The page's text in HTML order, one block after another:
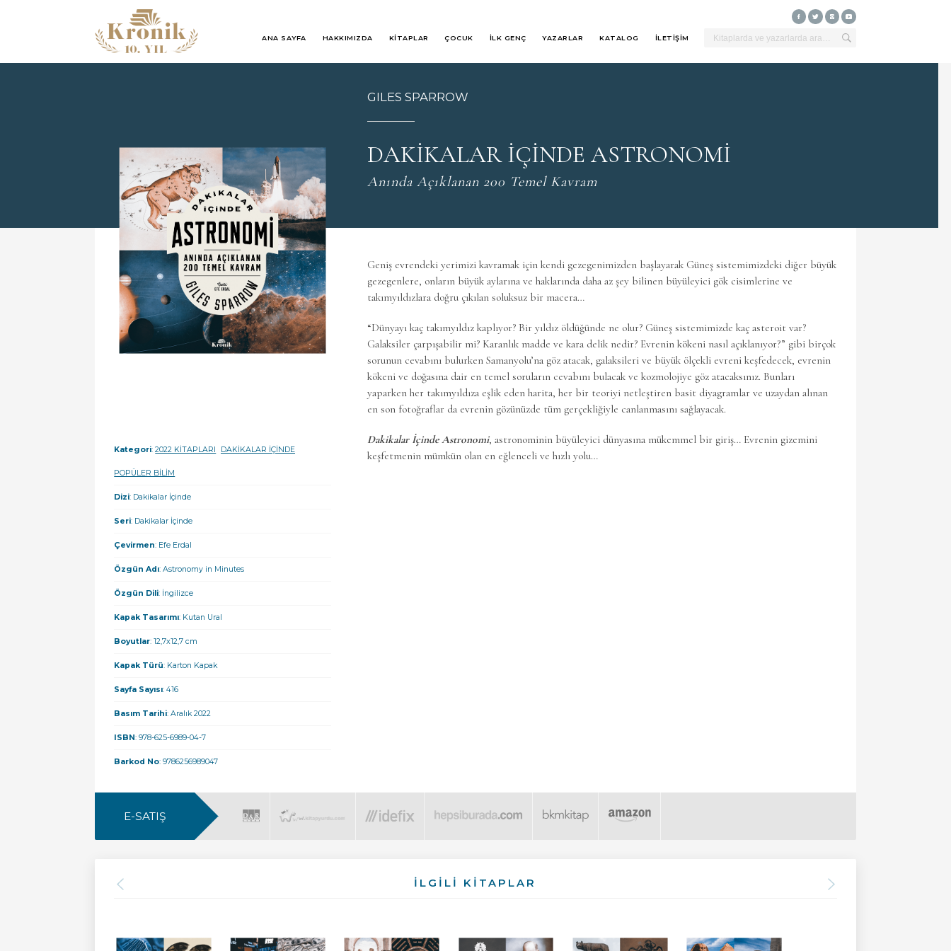
ANA SAYFA HAKKIMIZDA KİTAPLAR ÇOCUK İLK GENÇ YAZARLAR KATALOG İLETİŞİM
GILES SPARROW
DAKİKALAR İÇİNDE ASTRONOMİ
Anında Açıklanan 200 Temel Kavram
Geniş evrendeki yerimizi kavramak için kendi gezegenimizden başlayarak Güneş sistemimizdeki diğer büyük
gezegenlere, onların büyük aylarına ve haklarında daha az şey bilinen büyüleyici gök cisimlerine ve
takımyıldızlara doğru çıkılan soluksuz bir macera…
“Dünyayı kaç takımyıldız kaplıyor? Bir yıldız öldüğünde ne olur? Güneş sistemimizde kaç asteroit var?
Galaksiler çarpışabilir mi? Karanlık madde ve kara delik nedir? Evrenin kökeni nasıl açıklanıyor?” gibi birçok
sorunun cevabını bulurken Samanyolu’na göz atacak, galaksileri ve büyük ölçekli evreni keşfedecek, evrenin
kökeni ve doğasına dair en temel soruların cevabını bulacak ve kozmolojiye göz atacaksınız. Bunları
yaparken her takımyıldıza eşlik eden harita, her bir teoriyi netleştiren basit diyagramlar ve uzaydan alınan
en son fotoğraflar da evrenin gözünüzde tüm gerçekliğiyle canlanmasını sağlayacak.
Dakikalar İçinde Astronomi, astronominin büyüleyici dünyasına mükemmel bir giriş… Evrenin gizemini
keşfetmenin mümkün olan en eğlenceli ve hızlı yolu…
Kategori:2022 KİTAPLARI DAKİKALAR İÇİNDE
POPÜLER BİLİM
Dizi: Dakikalar İçinde
Seri: Dakikalar İçinde
Çevirmen: Efe Erdal
Özgün Adı: Astronomy in Minutes
Özgün Dili: İngilizce
Kapak Tasarımı: Kutan Ural
Boyutlar: 12,7x12,7 cm
Kapak Türü: Karton Kapak
Sayfa Sayısı: 416
Basım Tarihi: Aralık 2022
ISBN: 978-625-6989-04-7
Barkod No: 9786256989047
E-SATIŞ
İLGİLİ KİTAPLAR